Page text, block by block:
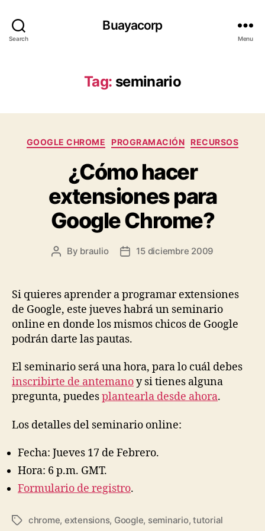
Search
Buayacorp
Menu
Tag: seminario
Categories
GOOGLE CHROME PROGRAMACIÓN RECURSOS
¿Cómo hacer
extensiones para
Google Chrome?
Post
By braulio
Post15 diciembre 2009
Si quieres aprender a programar extensiones
de Google, este jueves habrá un seminario
online en donde los mismos chicos de Google
podrán darte las pautas.
El seminario será una hora, para lo cuál debes
inscribirte de antemanoy si tienes alguna
pregunta, puedesplantearla desde ahora.
Los detalles del seminario online:
Fecha: Jueves 17 de Febrero.
Hora: 6 p.m. GMT.
Formulario de registro.
Tagschrome, extensions, Google, seminario,tutorial